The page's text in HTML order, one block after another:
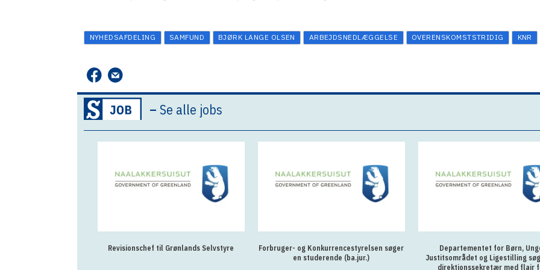
NYHEDSAFDELING SAMFUND BJØRK LANGE OLSEN ARBEJDSNEDLÆGGELSE OVERENSKOMSTSTRIDIG KNR
– Se alle jobs
Revisionschef til Grønlands Selvstyre
Forbruger- og Konkurrencestyrelsen søger
en studerende (ba.jur.)
Departementet for Børn,
Justitsområdet og Ligestilling
direktionssekretær med flair